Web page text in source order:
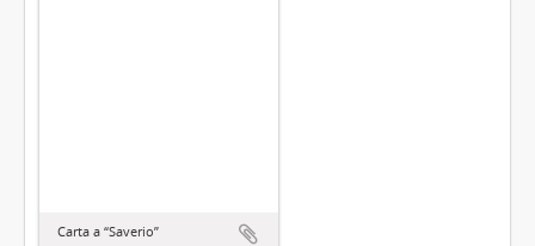
Carta a “Saverio”